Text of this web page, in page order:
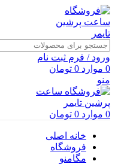
ورود / فرم ثبت نام
0 موارد 0 تومان
منو
0 موارد 0 تومان
خانه اصلی
فروشگاه
مگامنو